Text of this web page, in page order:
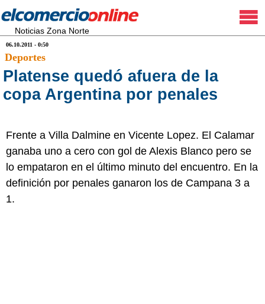
Noticias Zona Norte
06.10.2011 - 0:50
Deportes
Platense quedó afuera de la
copa Argentina por penales
Frente a Villa Dalmine en Vicente Lopez. El Calamar
ganaba uno a cero con gol de Alexis Blanco pero se
lo empataron en el último minuto del encuentro. En la
definición por penales ganaron los de Campana 3 a
1.